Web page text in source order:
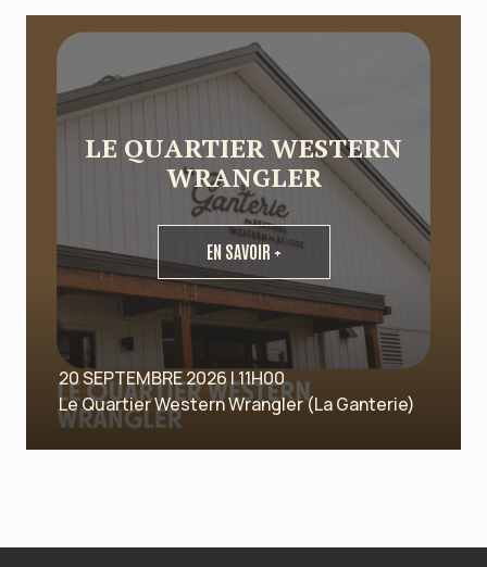
LE QUARTIER WESTERN
WRANGLER
EN SAVOIR +
20 SEPTEMBRE 2026 | 11H00
Le Quartier Western Wrangler (La Ganterie)